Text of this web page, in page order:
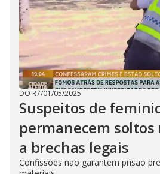
DO R7/01/05/2025
Suspeitos de
permanecem soltos
a brechas legais
Confissões não garantem prisão